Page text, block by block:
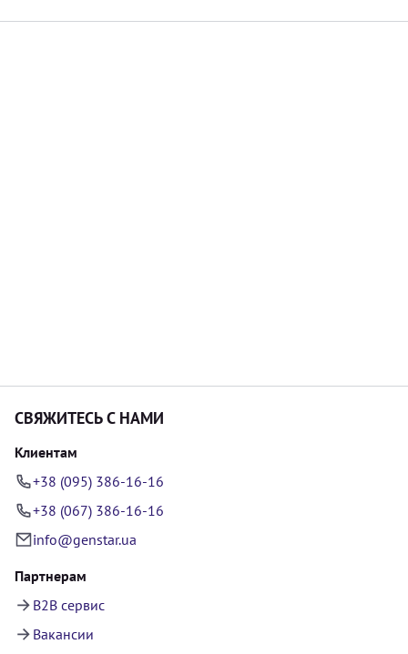
СВЯЖИТЕСЬ С НАМИ
Клиентам
+38 (095) 386-16-16
+38 (067) 386-16-16
info@genstar.ua
Партнерам
B2B сервис
Вакансии